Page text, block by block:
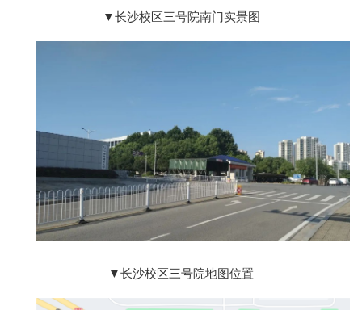
▼长沙校区三号院南门实景图
▼长沙校区三号院地图位置